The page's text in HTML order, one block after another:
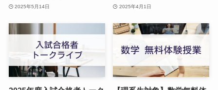
2025年5月14日 2025年4月1日